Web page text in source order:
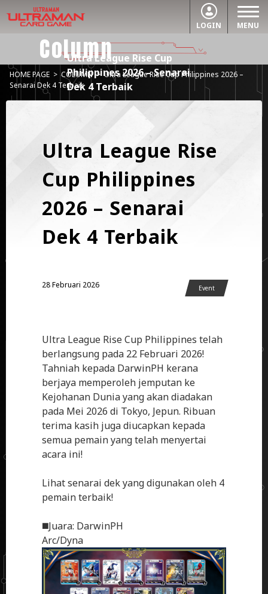
MENU
LOGIN
Column
Ultra League Rise Cup
Philippines 2026 – Senarai
Dek 4 Terbaik
HOME PAGE >COLUMN>Ultra League Rise Cup Philippines 2026 –
Senarai Dek 4 Terbaik
Ultra League Rise
Cup Philippines
2026 – Senarai
Dek 4 Terbaik
28 Februari 2026 Event
Ultra League Rise Cup Philippines telah
berlangsung pada 22 Februari 2026!
Tahniah kepada DarwinPH kerana
berjaya memperoleh jemputan ke
Kejohanan Dunia yang akan diadakan
pada Mei 2026 di Tokyo, Jepun. Ribuan
terima kasih juga diucapkan kepada
semua pemain yang telah menyertai
acara ini!
Lihat senarai dek yang digunakan oleh 4
pemain terbaik!
◼️Juara: DarwinPH
Arc/Dyna